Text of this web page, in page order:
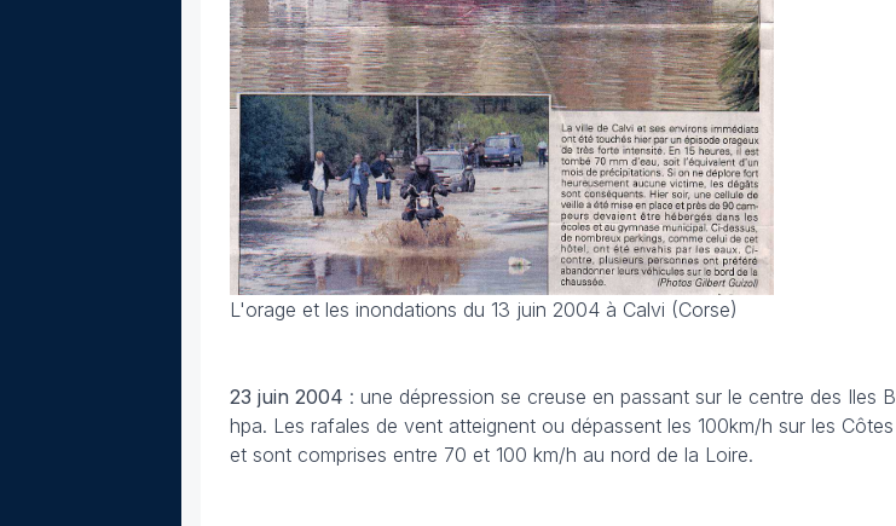
L'orage et les inondations du 13 juin 2004 à Calvi (Corse)
23 juin 2004 : une dépression se creuse en passant sur le centre des Iles
hpa. Les rafales de vent atteignent ou dépassent les 100km/h sur les
et sont comprises entre 70 et 100 km/h au nord de la Loire.